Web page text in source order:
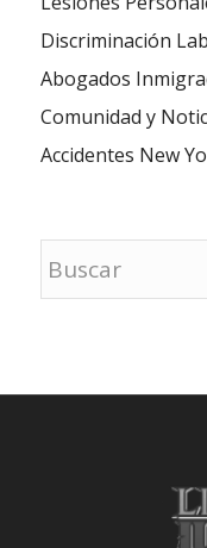
Discriminación
Abogados
Comunidad y
Accidentes New